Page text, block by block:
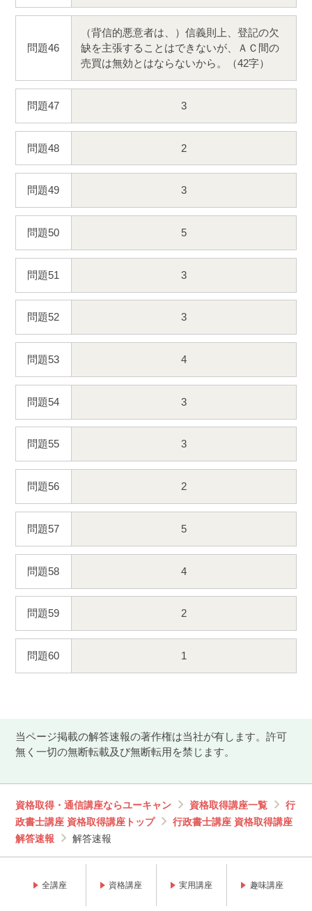
問題46
（背信的悪意者は、）信義則上、登記の欠
缺を主張することはできないが、ＡＣ間の
売買は無効とはならないから。（42字）
問題47 3
問題48 2
問題49 3
問題50 5
問題51 3
問題52 3
問題53 4
問題54 3
問題55 3
問題56 2
問題57 5
問題58 4
問題59 2
問題60 1
当ページ掲載の解答速報の著作権は当社が有します。許可
無く一切の無断転載及び無断転用を禁じます。
資格取得・通信講座ならユーキャン 資格取得講座一覧
行
政書士講座 資格取得講座トップ
行政書士講座 資格取得講座
解答速報
解答速報
全講座 資格講座 実用講座 趣味講座